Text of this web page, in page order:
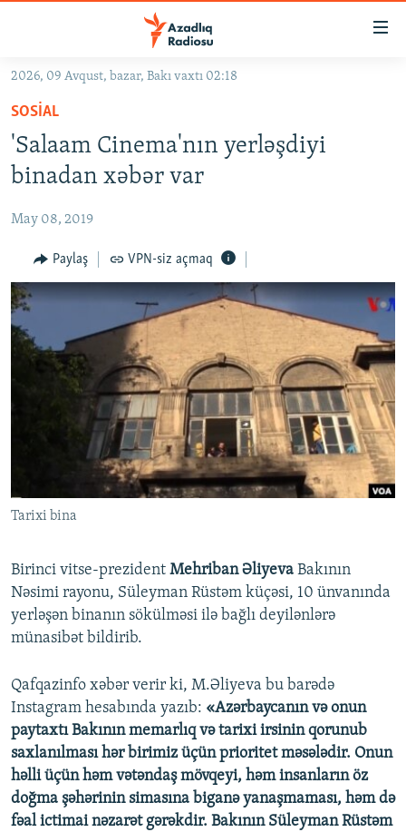
Əsas
qayıt
Əsas
naviqasiyaya
qayıt
GÜNDƏM
#İZAHLA
KORRUPSIOMETR
FƏRQƏ BAX
QANUNI DOĞRU
ARAŞDIRMA
MULTIMEDIA
VIDEO
FOTOQALEREYA
İNFOQRAFIKA
KARIKATURA
RADIO ARXIV
OXU ZALI
AZƏRBAYCAN ƏDƏBIYYATI KITABXANASI
İSLAM VƏ DEMOKRATIYA
İZ - MƏDƏNIYYƏT PROQRAMI
HAQQIMIZDA
PEŞƏ ETIKASI VƏ JURNALISTIKA STANDARTLARIMIZ
MATERIALLARIMIZDAN ISTIFADƏ
AZADLIQRADIOSU MOBIL TELEFONUNUZDA
XƏBƏR BÜLLETENLƏRIMIZ
RFE/RL-in bütün saytları
2026, 09 Avqust, bazar, Bakı vaxtı 02:18
SOSIAL
'Salaam Cinema'nın yerləşdiyi
binadan xəbər var
May 08, 2019
Paylaş VPN-siz açmaq
Tarixi bina
Birinci vitse-prezident Mehriban Əliyeva Bakının
Nəsimi rayonu, Süleyman Rüstəm küçəsi, 10 ünvanında
yerləşən binanın sökülməsi ilə bağlı deyilənlərə
münasibət bildirib.
Qafqazinfo xəbər verir ki, M.Əliyeva bu barədə
Instagram hesabında yazıb: «Azərbaycanın və onun
paytaxtı Bakının memarlıq və tarixi irsinin qorunub
saxlanılması hər birimiz üçün prioritet məsələdir. Onun
həlli üçün həm vətəndaş mövqeyi, həm insanların öz
doğma şəhərinin simasına biganə yanaşmaması, həm də
fəal ictimai nəzarət gərəkdir. Bakının Süleyman Rüstəm